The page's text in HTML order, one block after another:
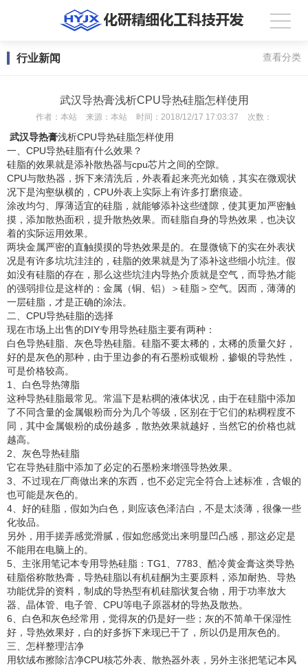
行业新闻 查看分类
武汉导热膏浅析CPU导热硅脂怎样使用
作者： 本站 来源： 本站 时间： 2018/12/17 17:03:37 次数：
武汉导热膏浅析CPU导热硅脂怎样使用
一、CPU导热硅脂有什么效果？
硅脂的效果就是添补散热器与cpu芯片之间的空隙。
CPU与散热器，拆下来清洗后，外表看起来亮光如镜，其实在微观状
况下是沟壑纵横的，CPU外表上实际上有许多打磨痕迹。
涂改均匀、厚薄适宜的硅脂，就能够添补这些缝隙，使其更加严密触
摸，添加散热面积，提升散热效果。而硅脂自身的导热效果，也决议
着的实际运用效果。
两块金属严密的直触摸摸的导热效果是的。在显微镜下的实在外表状
况是有许多坑坑洼洼的，硅脂的效果就是为了添补这些细小坑洼。假
如没有硅脂的存在，那么这些坑洼内导热介质就是空气，而导热才能
的强弱排位是这样的：金属（铜、铝）＞硅脂＞空气。因而，薄薄的
一层硅脂，才是正确的涂法。
二、CPU导热硅脂的选择
现在市场上出售的DIY专用导热硅脂主要有两种：
白色导热硅脂、灰色导热硅脂。硅脂不要太稀的，太稀的质量欠好，
好的是灰色的那种，由于里边参的有石墨粉或银粉，掺银的导热性，
可是价格较高。
1、白色导热簿脂
这种导热硅脂最常见。常温下是粘稠的液体状况，由于在硅脂中添加
了不同含量的金属银粉而分为几个等级，区别在于它们的粘稠程度不
同，其中金属银粉的成份越多，散热效果就越好，当然它的价格也就
越高。
2、灰色导热硅脂
它在导热硅脂中添加了必定的石墨粉来增强导热效果。
3、不过现在厂商做出来的东西，也不必定完全符合上述标准，含银的
也可能是灰色的。
4、好的硅脂，假如为白色，则应该色泽洁白，不是太淡薄，很像一些
化妆品。
另外，用手搓弄感觉滑腻，假如您感觉出来明显凹凸感，那这必定是
不能用在电脑上的。
5、主张用笔记本专用导热硅脂：TG1、7783、酷冷黄金膏这类导热
硅脂俗称散热膏，导热硅脂以有机硅酮为主要原料，添加耐热、导热
功能优异的资料，制成的导热型有机硅脂状复合物，用于功率放大
器、晶体管、电子管、CPU等电子原器材的导热及散热。
6、白色和灰色经常用，觉得灰的仍是好一些；灰的不简单干保湿性
好，导热效果好，白的好多拆下来现已干了，所以仍是用灰色的。
三、怎样整理洁净
用软绒布擦除洁净CPU核芯外表、散热器外表，另外主张把笔记本风